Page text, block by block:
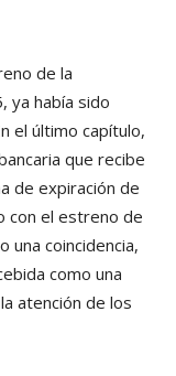
de la
ya había sido
el último capítulo,
que recibe
de expiración de
con el estreno de
una coincidencia,
como una
atención de los